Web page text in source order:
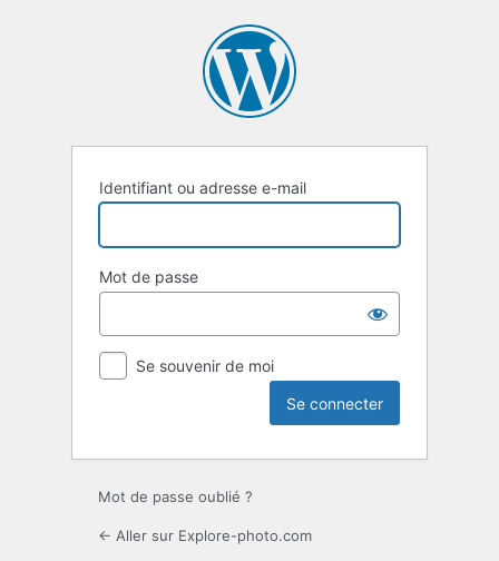
Identifiant ou adresse e-mail
Mot de passe
Se souvenir de moi
Mot de passe oublié ?
← Aller sur Explore-photo.com